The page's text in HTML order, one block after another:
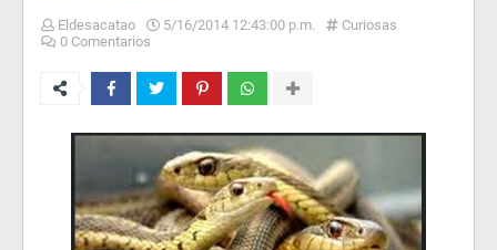
Eldesacatao 5/16/2014 12:43:00 p.m.
Curiosas
0 Comentarios